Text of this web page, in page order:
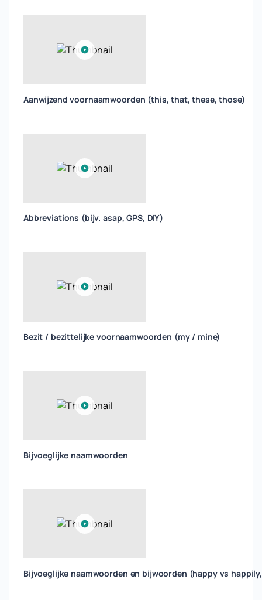
Aanwijzend voornaamwoorden (this, that, these, those)
Abbreviations (bijv. asap, GPS, DIY)
Bezit / bezittelijke voornaamwoorden (my / mine)
Bijvoeglijke naamwoorden
Bijvoeglijke naamwoorden en bijwoorden (happy vs